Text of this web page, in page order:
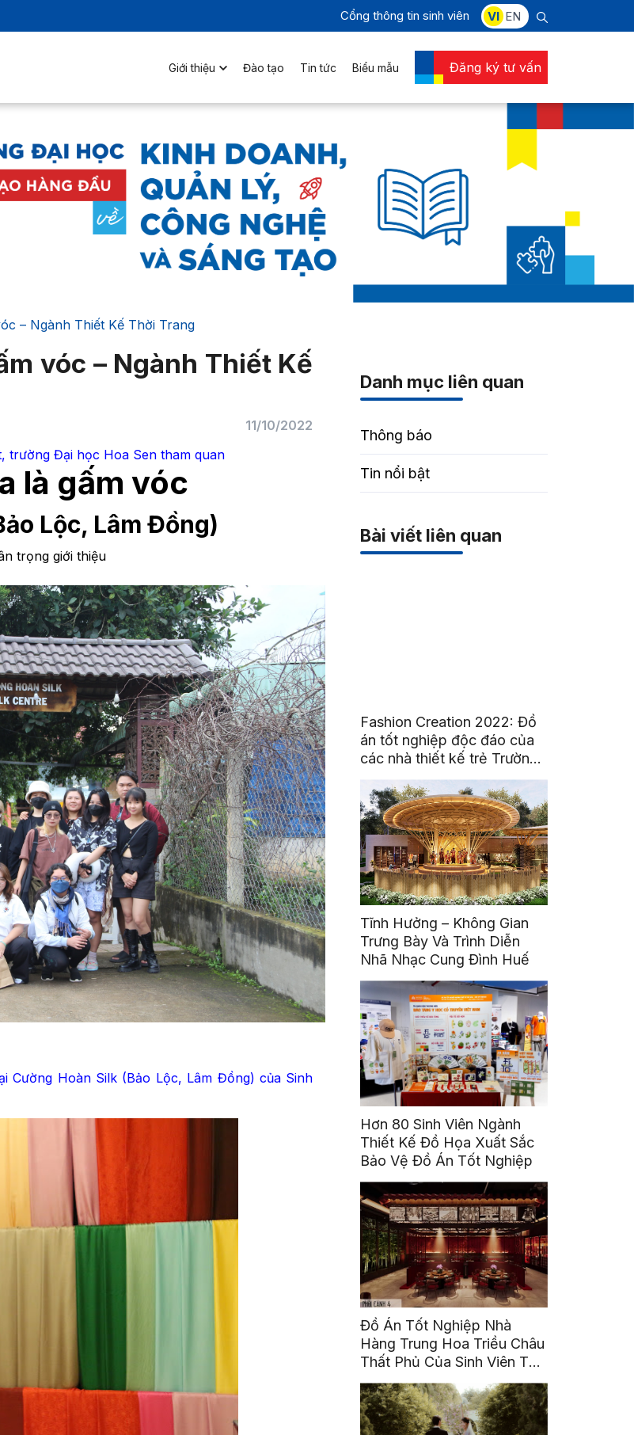
Cổng thông tin sinh viên VI EN
Giới thiệu Đào tạo Tin tức Biểu mẫu Đăng ký tư vấn
– Ngành Thiết Kế Thời Trang
vóc – Ngành Thiết Kế
11/10/2022
trường Đại học Hoa Sen tham quan
là gấm vóc
Lộc, Lâm Đồng)
trọng giới thiệu
Cường Hoàn Silk (Bảo Lộc, Lâm Đồng) của Sinh
Danh mục liên quan
Thông báo
Tin nổi bật
Bài viết liên quan
Fashion Creation 2022: Đồ
án tốt nghiệp độc đáo của
các nhà thiết kế trẻ Trường
Đại Học Hoa Sen
Tĩnh Hưởng – Không Gian
Trưng Bày Và Trình Diễn
Nhã Nhạc Cung Đình Huế
Hơn 80 Sinh Viên Ngành
Thiết Kế Đồ Họa Xuất Sắc
Bảo Vệ Đồ Án Tốt Nghiệp
Đồ Án Tốt Nghiệp Nhà
Hàng Trung Hoa Triều Châu
Thất Phủ Của Sinh Viên Tô
Ái Tinh